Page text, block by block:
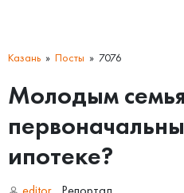
Казань Посты 7076
Молодым
ипотеке?